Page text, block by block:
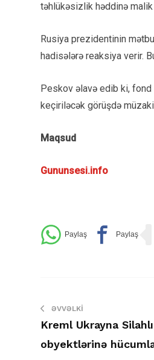
təhlükəsizlik həddinə malik
Rusiya prezidentinin
hadisələrə reaksiya verir.
Peskov əlavə edib ki, fond
keçiriləcək görüşdə
Maqsud
Gununsesi.info
ƏVVƏLKI
Kreml Ukrayna
obyektlərinə